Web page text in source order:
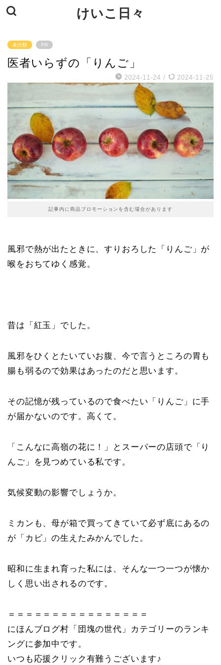
けいこ日々
未分類 PR
医者いらずの「りんご」
2024-11-24 / 2024-11-25
記事内に商品プロモーションを含む場合があります
風邪で熱が出たときに、すりおろした「りんご」が
喉をおちてゆく感覚。
昔は「紅玉」でした。
風邪をひくとたいていお腹、今で言うところの胃も
腸も弱るので効果はあったのだと思います。
その記憶が残っているので食べたい「りんご」に手
が届かないのです。高くて。
「こんなに高嶺の花に！」とスーパーの店頭で「り
んご」を見つめている私です。
気候変動の影響でしょうか。
ミカンも、母が箱で買ってきていて必ず底にあるの
が「カビ」の生えたみかんでした。
昭和に生まれ育った私には、そんな一つ一つが懐か
しく思い出されるのです。
＝＝＝＝＝＝＝＝＝＝＝＝＝＝＝＝
にほんブログ村「団塊の世代」カテゴリーのランキ
ングに参加中です。
いつも応援クリック有難うございます♪